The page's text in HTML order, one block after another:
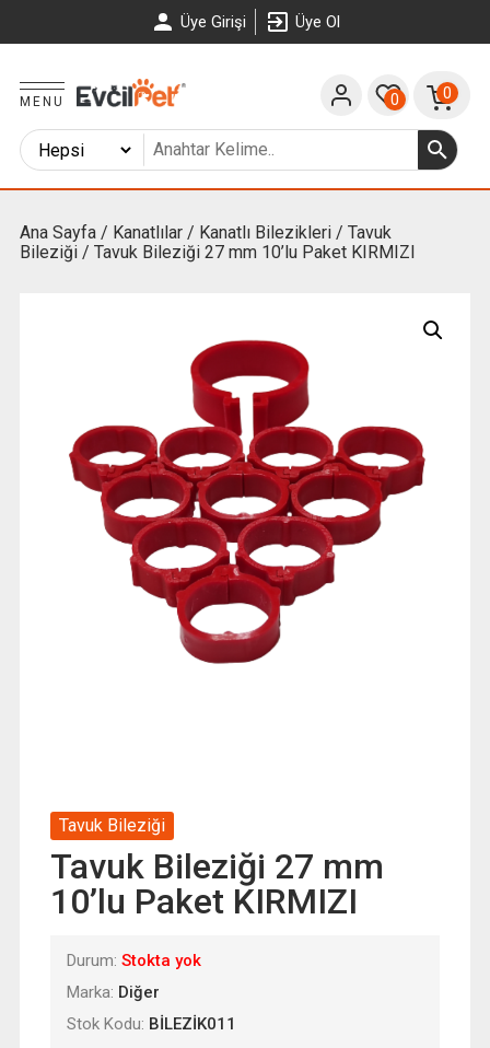
Üye Girişi Üye Ol
MENU 0 0
Ana Sayfa/ Kanatlılar/ Kanatlı Bilezikleri/ Tavuk
Bileziği/ Tavuk Bileziği 27 mm 10’lu Paket KIRMIZI
Tavuk Bileziği
Tavuk Bileziği 27 mm
10’lu Paket KIRMIZI
Durum: Stokta yok
Marka: Diğer
Stok Kodu: BİLEZİK011